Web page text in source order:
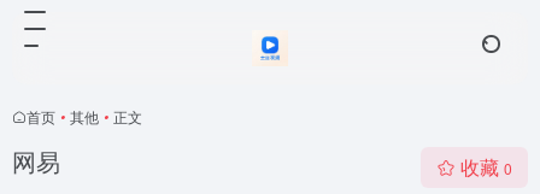
首页 • 其他 • 正文
网易 收藏 0